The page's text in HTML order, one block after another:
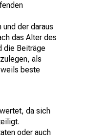
der daraus
das Alter des
die Beiträge
als
beste
da sich
oder auch